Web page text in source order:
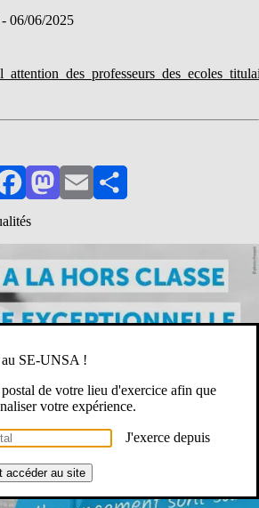
06/06/2025
FacebookMastodon
EmailPartager
SE-UNSA !
de votre lieu d'exercice afin que
votre expérience.
J'exerce depuis
accéder au site